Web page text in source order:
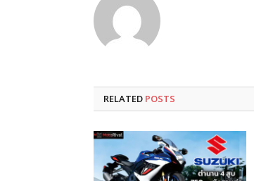
RELATED POSTS